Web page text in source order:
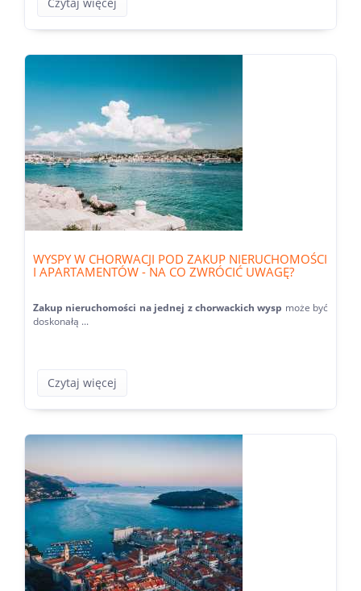
WYSPY W CHORWACJI POD ZAKUP NIERUCHOMOŚCI
I APARTAMENTÓW - NA CO ZWRÓCIĆ UWAGĘ?
Zakup nieruchomości na jednej z chorwackich wysp może być
doskonałą ...
Czytaj więcej